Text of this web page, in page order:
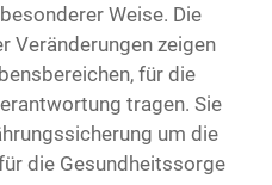
Weise. Die
Veränderungen zeigen
für die
tragen. Sie
um die
die Gesundheitssorge